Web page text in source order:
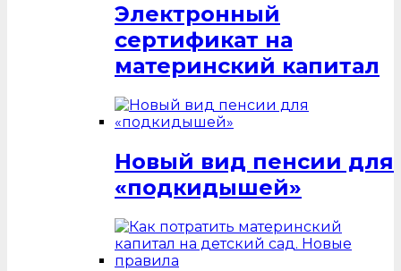
Электронный
сертификат на
материнский капитал
Новый вид пенсии для
«подкидышей»